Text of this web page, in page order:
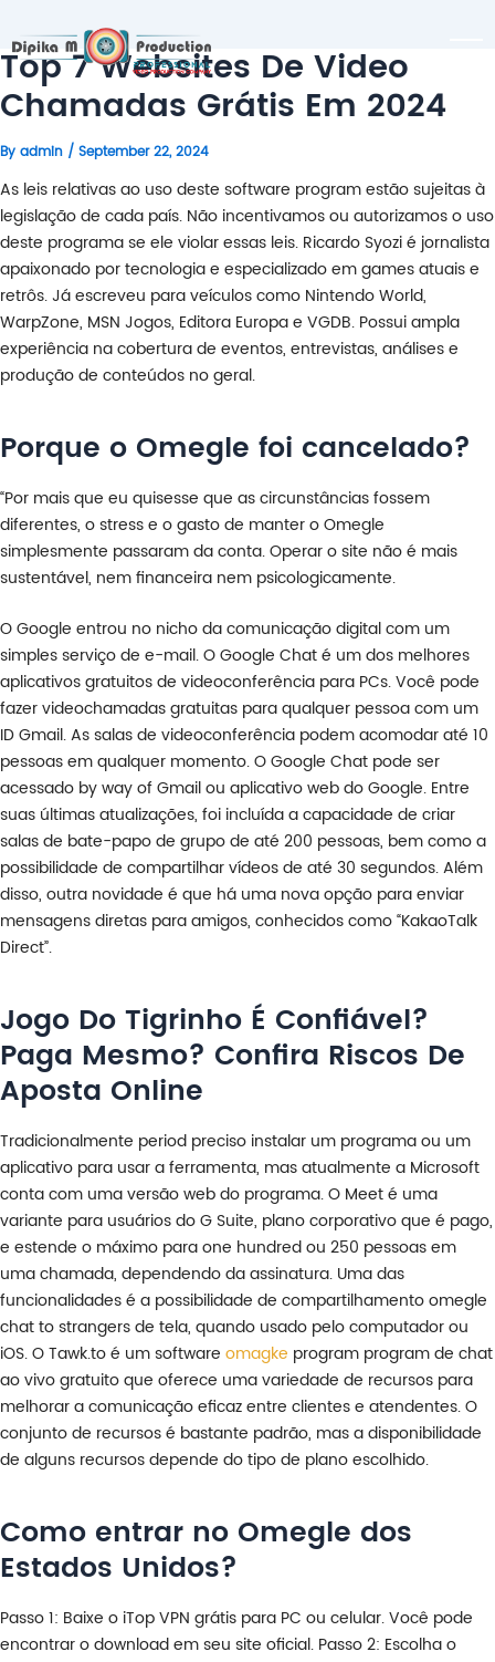
Top 7 Websites De Video
Chamadas Grátis Em 2024
By admin / September 22, 2024
As leis relativas ao uso deste software program estão sujeitas à
legislação de cada país. Não incentivamos ou autorizamos o uso
deste programa se ele violar essas leis. Ricardo Syozi é jornalista
apaixonado por tecnologia e especializado em games atuais e
retrôs. Já escreveu para veículos como Nintendo World,
WarpZone, MSN Jogos, Editora Europa e VGDB. Possui ampla
experiência na cobertura de eventos, entrevistas, análises e
produção de conteúdos no geral.
Porque o Omegle foi cancelado?
“Por mais que eu quisesse que as circunstâncias fossem
diferentes, o stress e o gasto de manter o Omegle
simplesmente passaram da conta. Operar o site não é mais
sustentável, nem financeira nem psicologicamente.
O Google entrou no nicho da comunicação digital com um
simples serviço de e-mail. O Google Chat é um dos melhores
aplicativos gratuitos de videoconferência para PCs. Você pode
fazer videochamadas gratuitas para qualquer pessoa com um
ID Gmail. As salas de videoconferência podem acomodar até 10
pessoas em qualquer momento. O Google Chat pode ser
acessado by way of Gmail ou aplicativo web do Google. Entre
suas últimas atualizações, foi incluída a capacidade de criar
salas de bate-papo de grupo de até 200 pessoas, bem como a
possibilidade de compartilhar vídeos de até 30 segundos. Além
disso, outra novidade é que há uma nova opção para enviar
mensagens diretas para amigos, conhecidos como “KakaoTalk
Direct”.
Jogo Do Tigrinho É Confiável?
Paga Mesmo? Confira Riscos De
Aposta Online
Tradicionalmente period preciso instalar um programa ou um
aplicativo para usar a ferramenta, mas atualmente a Microsoft
conta com uma versão web do programa. O Meet é uma
variante para usuários do G Suite, plano corporativo que é pago,
e estende o máximo para one hundred ou 250 pessoas em
uma chamada, dependendo da assinatura. Uma das
funcionalidades é a possibilidade de compartilhamento omegle
chat to strangers de tela, quando usado pelo computador ou
iOS. O Tawk.to é um software omagke program program de chat
ao vivo gratuito que oferece uma variedade de recursos para
melhorar a comunicação eficaz entre clientes e atendentes. O
conjunto de recursos é bastante padrão, mas a disponibilidade
de alguns recursos depende do tipo de plano escolhido.
Como entrar no Omegle dos
Estados Unidos?
Passo 1: Baixe o iTop VPN grátis para PC ou celular. Você pode
encontrar o download em seu site oficial. Passo 2: Escolha o